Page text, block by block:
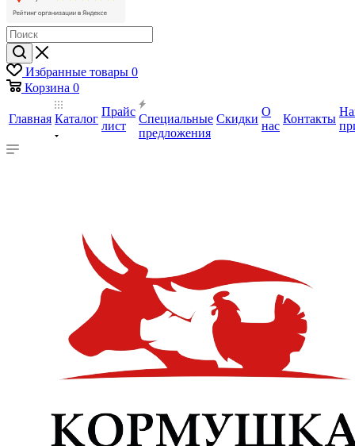
Избранные товары 0
Корзина 0
Главная Каталог
Прайс
лист
Специальные
предложения
Скидки
О
нас
Контакты